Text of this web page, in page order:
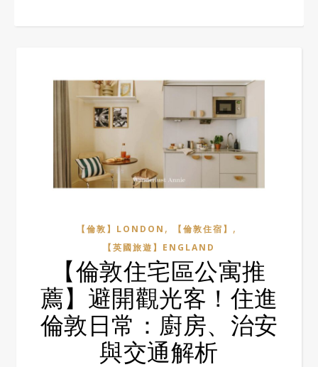
【倫敦】LONDON , 【倫敦住宿】 ,
【英國旅遊】ENGLAND
【倫敦住宅區公寓推
薦】避開觀光客！住進
倫敦日常：廚房、治安
與交通解析